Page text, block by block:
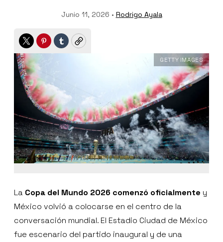
Junio 11, 2026 • Rodrigo Ayala
TwitterPinterest
TumblrCopy
GETTY IMAGES
La Copa del Mundo 2026 comenzó oficialmente y
México volvió a colocarse en el centro de la
conversación mundial. El Estadio Ciudad de México
fue escenario del partido inaugural y de una